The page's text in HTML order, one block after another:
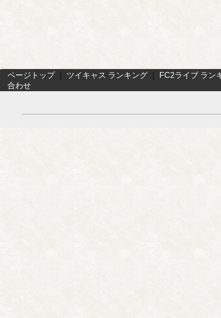
ページトップ｜ ツイキャス ランキング
FC2ライブ ラン
合わせ